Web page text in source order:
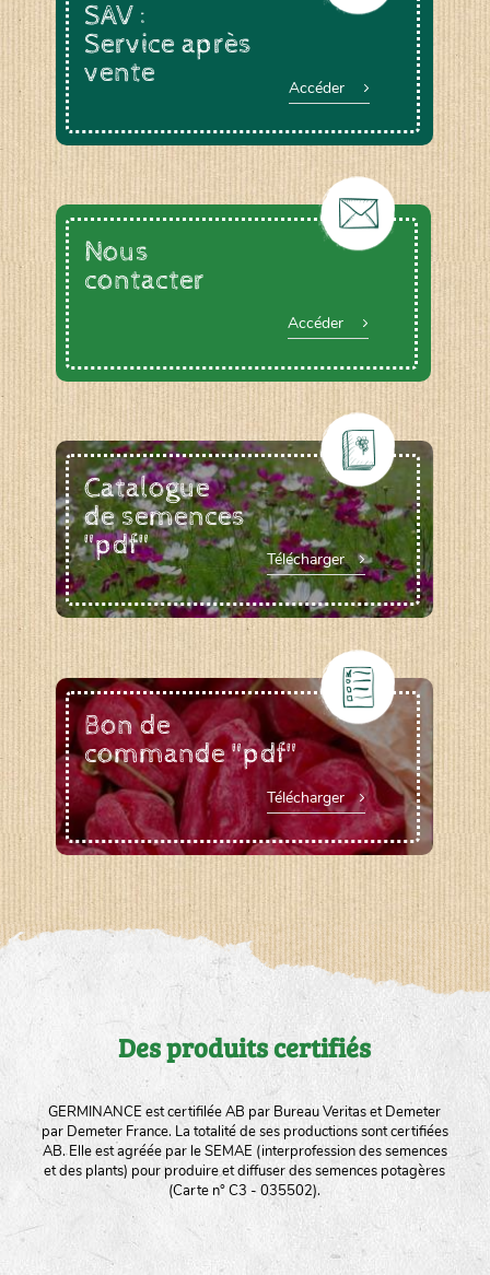
SAV :
Service après
vente
Accéder
Nous
contacter
Accéder
Catalogue
de semences
"pdf"
Télécharger
Bon de
commande "pdf"
Télécharger
Des produits certifiés
GERMINANCE est certifilée AB par Bureau Veritas et Demeter
par Demeter France. La totalité de ses productions sont certifiées
AB. Elle est agréée par le SEMAE (interprofession des semences
et des plants) pour produire et diffuser des semences potagères
(Carte n° C3 - 035502).